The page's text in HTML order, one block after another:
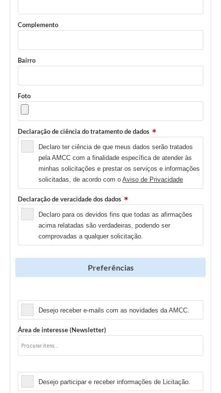
Complemento
Bairro
Foto
Declaração de ciência do tratamento de dados
Declaro ter ciência de que meus dados serão tratados
pela AMCC com a finalidade específica de atender às
minhas solicitações e prestar os serviços e informações
solicitadas, de acordo com o Aviso de Privacidade
Declaração de veracidade dos dados
Declaro para os devidos fins que todas as afirmações
acima relatadas são verdadeiras, podendo ser
comprovadas a qualquer solicitação.
Preferências
Desejo receber e-mails com as novidades da AMCC.
Área de interesse (Newsletter)
Desejo participar e receber informações de Licitação.